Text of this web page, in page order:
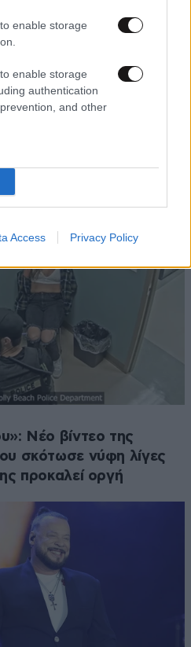
enable storage
enable storage
authentication
and other
Access Privacy Policy
μέλλον του Ιωαννίδη
ΑΕΚ βλέποντας τους
Νέο βίντεο της
σκότωσε νύφη λίγες
προκαλεί οργή